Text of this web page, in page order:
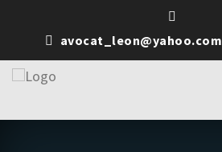
avocat_leon@yahoo.com